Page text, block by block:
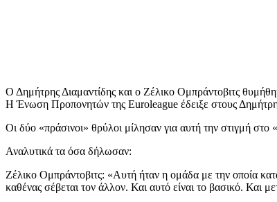
Ο Δημήτρης Διαμαντίδης και ο Ζέλικο Ομπράντοβιτς
Η Ένωση Προπονητών της Euroleague έδειξε στους Δημήτρη
Οι δύο «πράσινοι» θρύλοι μίλησαν για αυτή την στιγμή
Αναλυτικά τα όσα δήλωσαν:
Ζέλικο Ομπράντοβιτς: «Αυτή ήταν η ομάδα με την οποία
καθένας σέβεται τον άλλον. Και αυτό είναι το βασικό. Και